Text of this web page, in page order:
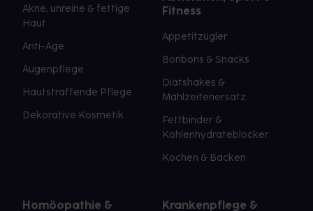
Akne, unreine & fettige
Haut
Anti-Age
Augenpflege
Hautstraffende Pflege
Dekorative Kosmetik
Fitness
Appetitzügler
Bonbons & Snacks
Diätshakes &
Mahlzeitenersatz
Fettbinder &
Kohlenhydrateblocker
Kochen & Backen
Homöopathie &
Krankenpflege &